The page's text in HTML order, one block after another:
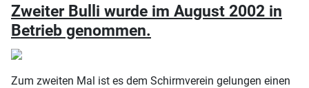
Zweiter Bulli wurde im August 2002 in
Betrieb genommen.
Zum zweiten Mal ist es dem Schirmverein gelungen einen